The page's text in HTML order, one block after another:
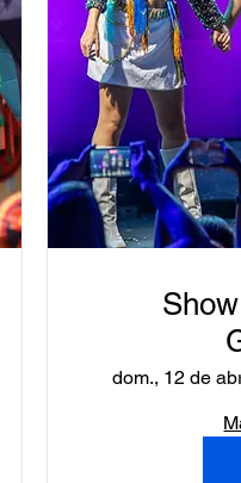
Show K-Pop Jovens
dom., 12 de